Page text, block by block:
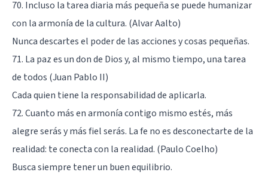
70. Incluso la tarea diaria más pequeña se puede humanizar
con la armonía de la cultura. (Alvar Aalto)
Nunca descartes el poder de las acciones y cosas pequeñas.
71. La paz es un don de Dios y, al mismo tiempo, una tarea
de todos (Juan Pablo II)
Cada quien tiene la responsabilidad de aplicarla.
72. Cuanto más en armonía contigo mismo estés, más
alegre serás y más fiel serás. La fe no es desconectarte de la
realidad: te conecta con la realidad. (Paulo Coelho)
Busca siempre tener un buen equilibrio.